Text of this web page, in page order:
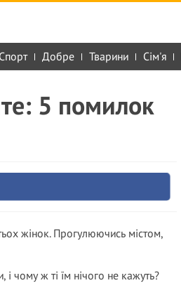
Спорт Добре Тварини Сім'я
5 помилок
жінок. Прогулюючись містом,
чому ж ті їм нічого не кажуть?